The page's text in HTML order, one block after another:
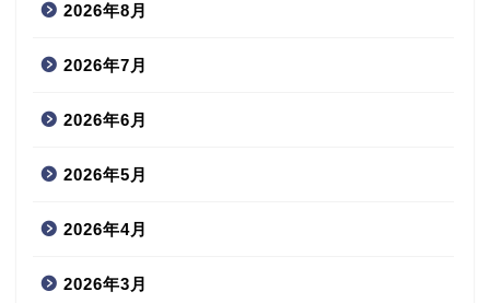
2026年8月
2026年7月
2026年6月
2026年5月
2026年4月
2026年3月